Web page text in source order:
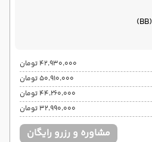
(BB)
۴۲٬۹۳۰٬۰۰۰ تومان
۵۰٬۹۱۰٬۰۰۰ تومان
۴۴٬۲۶۰٬۰۰۰ تومان
۳۲٬۹۹۰٬۰۰۰ تومان
مشاوره و رزرو رایگان